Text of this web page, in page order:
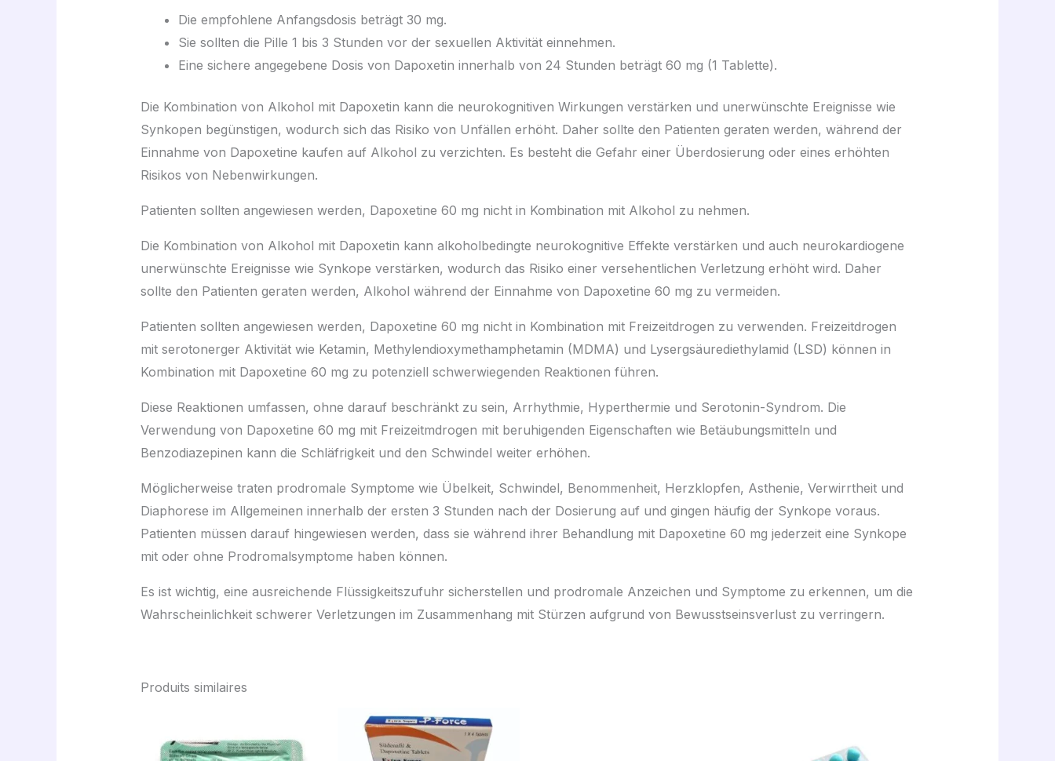
Die empfohlene Anfangsdosis beträgt 30 mg.
Sie sollten die Pille 1 bis 3 Stunden vor der sexuellen Aktivität einnehmen.
Eine sichere angegebene Dosis von Dapoxetin innerhalb von 24 Stunden beträgt 60 mg (1 Tablette).
Die Kombination von Alkohol mit Dapoxetin kann die neurokognitiven Wirkungen verstärken und unerwünschte Ereignisse wie
Synkopen begünstigen, wodurch sich das Risiko von Unfällen erhöht. Daher sollte den Patienten geraten werden, während der
Einnahme von Dapoxetine kaufen auf Alkohol zu verzichten. Es besteht die Gefahr einer Überdosierung oder eines erhöhten
Risikos von Nebenwirkungen.
Patienten sollten angewiesen werden, Dapoxetine 60 mg nicht in Kombination mit Alkohol zu nehmen.
Die Kombination von Alkohol mit Dapoxetin kann alkoholbedingte neurokognitive Effekte verstärken und auch neurokardiogene
unerwünschte Ereignisse wie Synkope verstärken, wodurch das Risiko einer versehentlichen Verletzung erhöht wird. Daher
sollte den Patienten geraten werden, Alkohol während der Einnahme von Dapoxetine 60 mg zu vermeiden.
Patienten sollten angewiesen werden, Dapoxetine 60 mg nicht in Kombination mit Freizeitdrogen zu verwenden. Freizeitdrogen
mit serotonerger Aktivität wie Ketamin, Methylendioxymethamphetamin (MDMA) und Lysergsäurediethylamid (LSD) können in
Kombination mit Dapoxetine 60 mg zu potenziell schwerwiegenden Reaktionen führen.
Diese Reaktionen umfassen, ohne darauf beschränkt zu sein, Arrhythmie, Hyperthermie und Serotonin-Syndrom. Die
Verwendung von Dapoxetine 60 mg mit Freizeitmdrogen mit beruhigenden Eigenschaften wie Betäubungsmitteln und
Benzodiazepinen kann die Schläfrigkeit und den Schwindel weiter erhöhen.
Möglicherweise traten prodromale Symptome wie Übelkeit, Schwindel, Benommenheit, Herzklopfen, Asthenie, Verwirrtheit und
Diaphorese im Allgemeinen innerhalb der ersten 3 Stunden nach der Dosierung auf und gingen häufig der Synkope voraus.
Patienten müssen darauf hingewiesen werden, dass sie während ihrer Behandlung mit Dapoxetine 60 mg jederzeit eine Synkope
mit oder ohne Prodromalsymptome haben können.
Es ist wichtig, eine ausreichende Flüssigkeitszufuhr sicherstellen und prodromale Anzeichen und Symptome zu erkennen, um die
Wahrscheinlichkeit schwerer Verletzungen im Zusammenhang mit Stürzen aufgrund von Bewusstseinsverlust zu verringern.
Produits similaires
prix :
64,00 €
Plage
de
prix :
26,00 €
29,00 €